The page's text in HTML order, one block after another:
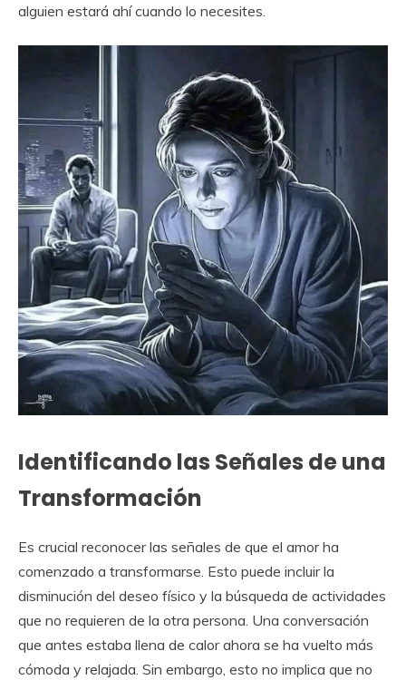
alguien estará ahí cuando lo necesites.
Identificando las Señales de una
Transformación
Es crucial reconocer las señales de que el amor ha
comenzado a transformarse. Esto puede incluir la
disminución del deseo físico y la búsqueda de actividades
que no requieren de la otra persona. Una conversación
que antes estaba llena de calor ahora se ha vuelto más
cómoda y relajada. Sin embargo, esto no implica que no